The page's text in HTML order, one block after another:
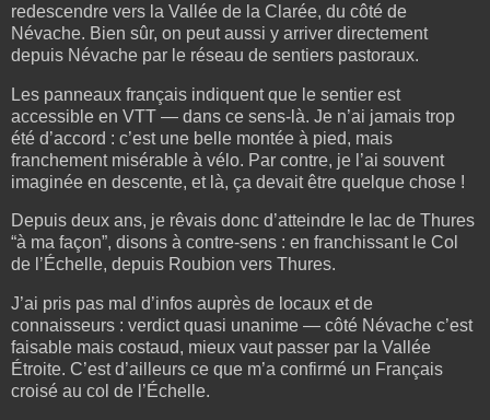
redescendre vers la Vallée de la Clarée, du côté de
Névache. Bien sûr, on peut aussi y arriver directement
depuis Névache par le réseau de sentiers pastoraux.
Les panneaux français indiquent que le sentier est
accessible en VTT — dans ce sens-là. Je n’ai jamais trop
été d’accord : c’est une belle montée à pied, mais
franchement misérable à vélo. Par contre, je l’ai souvent
imaginée en descente, et là, ça devait être quelque chose !
Depuis deux ans, je rêvais donc d’atteindre le lac de Thures
“à ma façon”, disons à contre-sens : en franchissant le Col
de l’Échelle, depuis Roubion vers Thures.
J’ai pris pas mal d’infos auprès de locaux et de
connaisseurs : verdict quasi unanime — côté Névache c’est
faisable mais costaud, mieux vaut passer par la Vallée
Étroite. C’est d’ailleurs ce que m’a confirmé un Français
croisé au col de l’Échelle.